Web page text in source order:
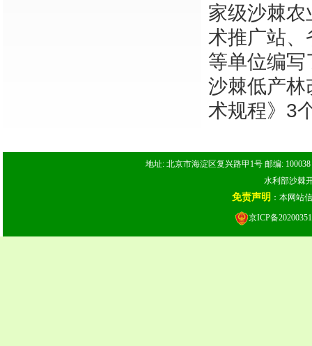
家级沙棘
术推广站、
等单位编
沙棘低产林
术规程》3
地址: 北京市海淀区复兴路甲1号 邮编:
水利部沙棘
免责声明 ：本网站
京ICP备